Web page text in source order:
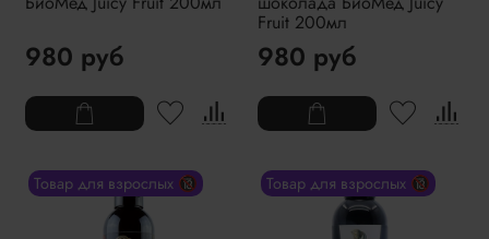
980 руб
Fruit 200мл
980 руб
Товар для взрослых 🔞 Товар для взрослых 🔞